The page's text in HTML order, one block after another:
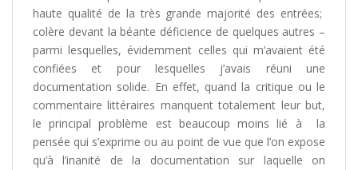
haute qualité de la très grande majorité des entrées;
colère devant la béante déficience de quelques autres –
parmi lesquelles, évidemment celles qui m’avaient été
confiées et pour lesquelles j’avais réuni une
documentation solide. En effet, quand la critique ou le
commentaire littéraires manquent totalement leur but,
le principal problème est beaucoup moins lié à la
pensée qui s’exprime ou au point de vue que l’on expose
qu’à l’inanité de la documentation sur laquelle on